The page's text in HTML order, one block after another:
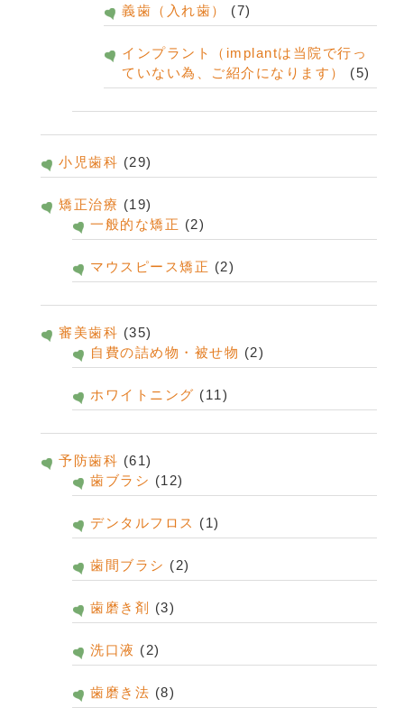
義歯（入れ歯）
(7)
インプラント（implantは当院で行っ
ていない為、ご紹介になります）
(5)
小児歯科 (29)
矯正治療 (19)
一般的な矯正 (2)
マウスピース矯正 (2)
審美歯科 (35)
自費の詰め物・被せ物 (2)
ホワイトニング (11)
予防歯科 (61)
歯ブラシ (12)
デンタルフロス (1)
歯間ブラシ (2)
歯磨き剤 (3)
洗口液 (2)
歯磨き法 (8)